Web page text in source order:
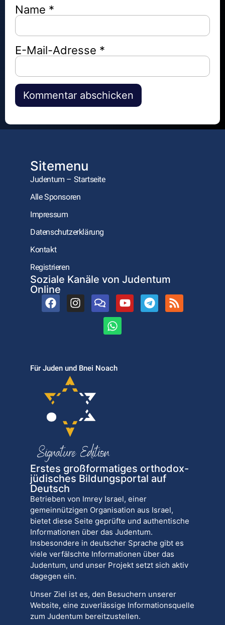
Name *
E-Mail-Adresse *
Alternative:
Sitemenu
Judentum – Startseite
Alle Sponsoren
Impressum
Datenschutzerklärung
Kontakt
Registrieren
Soziale Kanäle von Judentum
Online
Für Juden und Bnei Noach
Erstes großformatiges orthodox-
jüdisches Bildungsportal auf
Deutsch
Betrieben von Imrey Israel, einer
gemeinnützigen Organisation aus Israel,
bietet diese Seite geprüfte und authentische
Informationen über das Judentum.
Insbesondere in deutscher Sprache gibt es
viele verfälschte Informationen über das
Judentum, und unser Projekt setzt sich aktiv
dagegen ein.
Unser Ziel ist es, den Besuchern unserer
Website, eine zuverlässige Informationsquelle
zum Judentum bereitzustellen.